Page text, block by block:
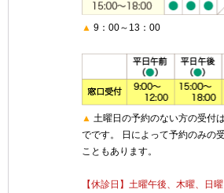
▲ 9：00～13：00
▲ 土曜日の予約のない方の受付
でです。 日によって予約のみの
こともあります。
【休診日】土曜午後、木曜、日